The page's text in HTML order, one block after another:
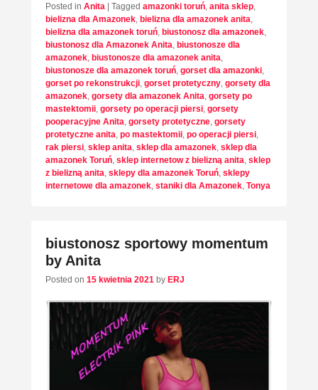
Posted in Anita | Tagged amazonki toruń anita sklep
bielizna dla Amazonek bielizna dla amazonek anita
bielizna dla amazonek toruń biustonosz dla amazonek
biustonosz dla Amazonek Anita biustonosze dla
amazonek biustonosze dla amazonek anita
biustonosze dla amazonek toruń gorset dla amazonki
gorset po rekonstrukcji gorset protetyczny gorsety dla
amazonek gorsety dla amazonek Anita gorsety po
mastektomii gorsety po operacji piersi gorsety
pooperacyjne Anita gorsety protetyczne gorsety
protetyczne anita po mastektomii po operacji piersi
rak piersi sklep anita sklep dla amazonek sklep dla
amazonek Toruń sklep internetow z bielizną anita sklep
z bielizną anita sklepy dla amazonek Toruń sklepy
internetowe dla amazonek staniki dla Amazonek Tonya
biustonosz sportowy momentum
by Anita
Posted on 15 kwietnia 2021 by ERJ